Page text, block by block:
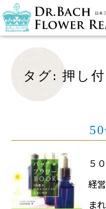
タグ: 押し
５
経
ま